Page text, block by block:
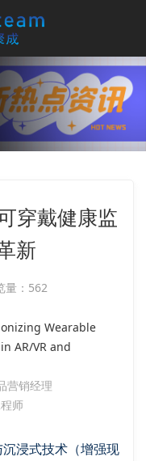
穿戴健康监
新
量：562
Wearable
AR/VR and
营销经理
师
浸式技术（增强现